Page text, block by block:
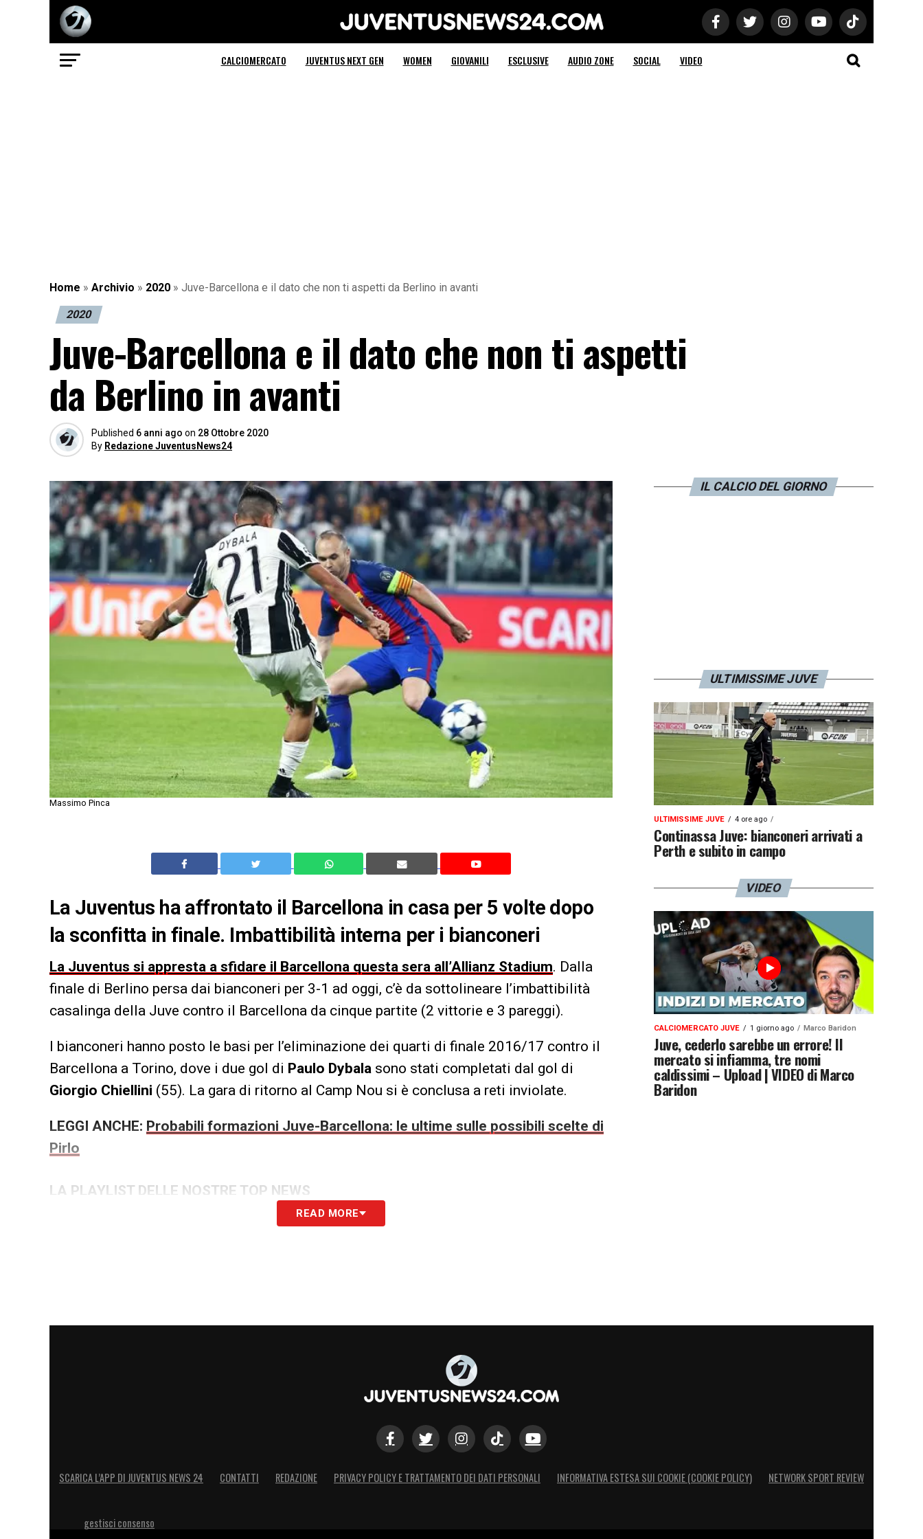
Juventus News 24
CALCIOMERCATO JUVENTUS NEXT GEN WOMEN GIOVANILI ESCLUSIVE AUDIO ZONE SOCIAL VIDEO
Home » Archivio » 2020 » Juve-Barcellona e il dato che non ti aspetti da Berlino in avanti
2020
Juve-Barcellona e il dato che non ti aspetti
da Berlino in avanti
Published 6 anni ago on 28 Ottobre 2020
By Redazione JuventusNews24
Massimo Pinca
La Juventus ha affrontato il Barcellona in casa per 5 volte dopo
la sconfitta in finale. Imbattibilità interna per i bianconeri
La Juventus si appresta a sfidare il Barcellona questa sera all’Allianz Stadium. Dalla
finale di Berlino persa dai bianconeri per 3-1 ad oggi, c’è da sottolineare l’imbattibilità
casalinga della Juve contro il Barcellona da cinque partite (2 vittorie e 3 pareggi).
I bianconeri hanno posto le basi per l’eliminazione dei quarti di finale 2016/17 contro il
Barcellona a Torino, dove i due gol di Paulo Dybala sono stati completati dal gol di
Giorgio Chiellini (55). La gara di ritorno al Camp Nou si è conclusa a reti inviolate.
LEGGI ANCHE: Probabili formazioni Juve-Barcellona: le ultime sulle possibili scelte di
Pirlo
LA PLAYLIST DELLE NOSTRE TOP NEWS
READ MORE
IL CALCIO DEL GIORNO
ULTIMISSIME JUVE
ULTIMISSIME JUVE 4 ore ago
Continassa Juve: bianconeri arrivati a
Perth e subito in campo
VIDEO
CALCIOMERCATO JUVE 1 giorno ago Marco Baridon
Juve, cederlo sarebbe un errore! Il
mercato si infiamma, tre nomi
caldissimi – Upload | VIDEO di Marco
Baridon
SCARICA L’APP DI JUVENTUS NEWS 24 CONTATTI REDAZIONE PRIVACY POLICY E TRATTAMENTO DEI DATI PERSONALI INFORMATIVA ESTESA SUI COOKIE (COOKIE POLICY) NETWORK SPORT REVIEW
gestisci consenso